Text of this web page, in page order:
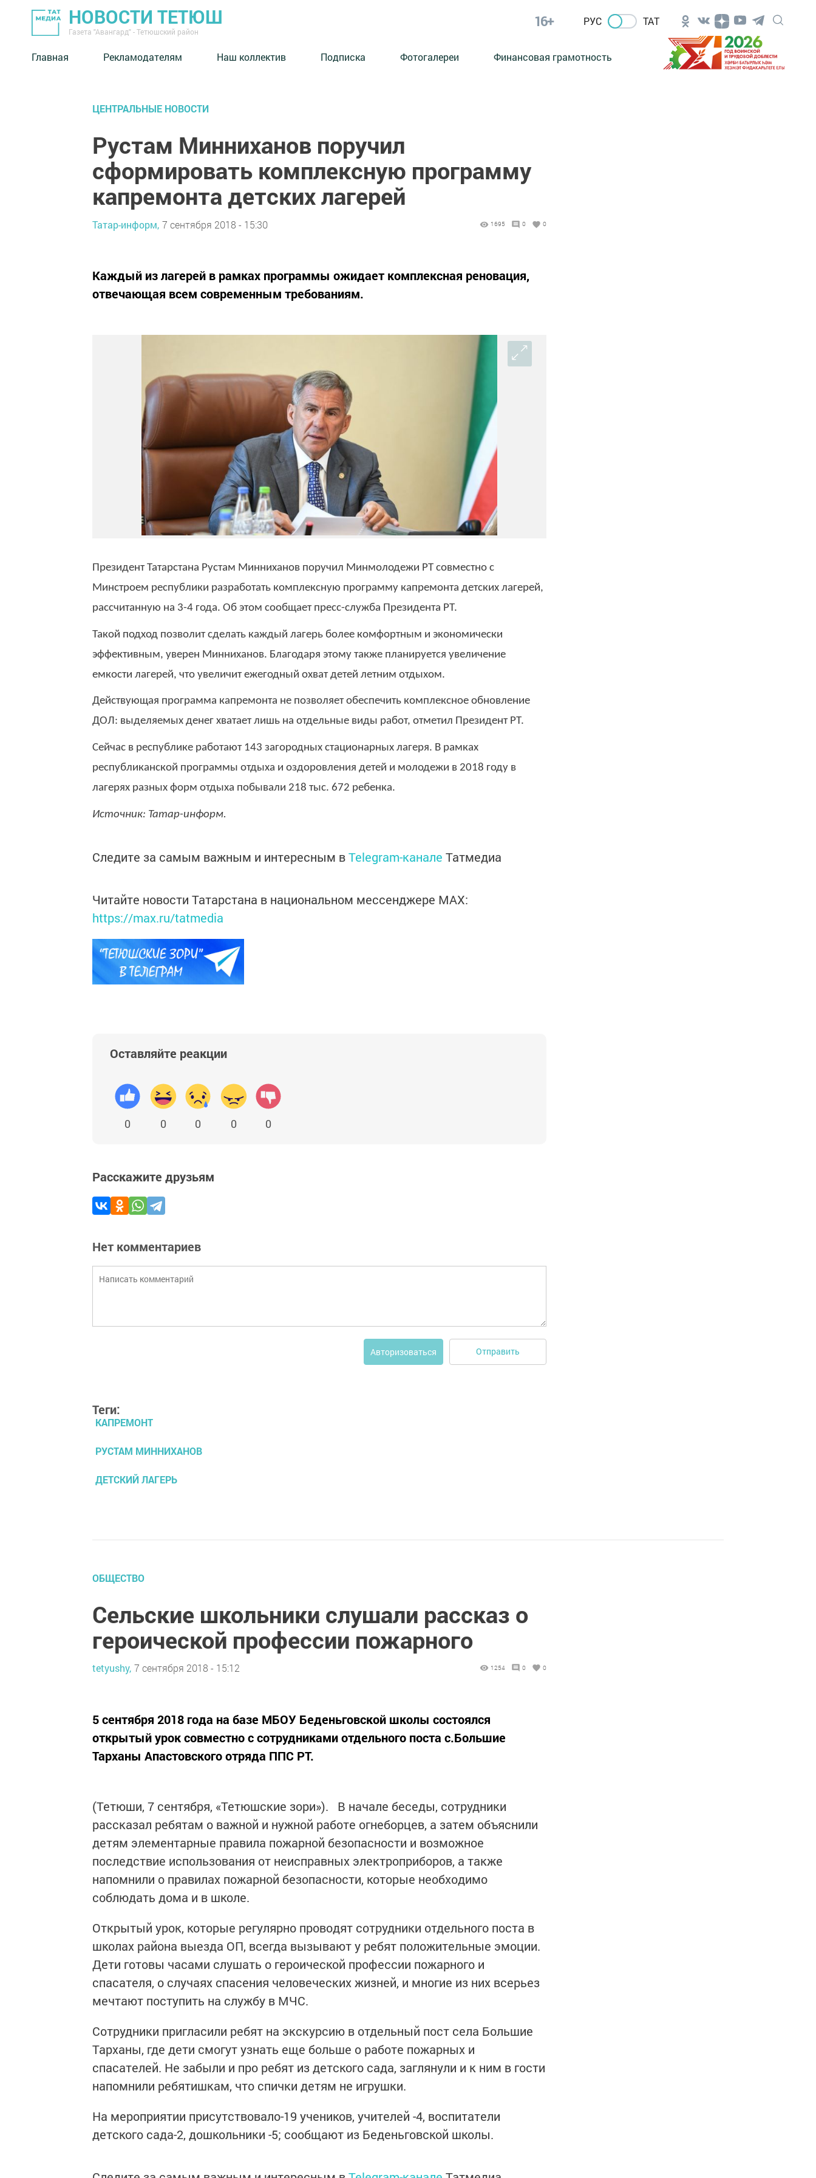
НОВОСТИ ТЕТЮШ
Газета "Авангард" - Тетюшский район
16+ РУС ТАТ
Главная Рекламодателям Наш коллектив Подписка Фотогалереи Финансовая грамотность
ЦЕНТРАЛЬНЫЕ НОВОСТИ
Рустам Минниханов поручил
сформировать комплексную программу
капремонта детских лагерей
Татар-информ, 7 сентября 2018 - 15:30 1695 0 0
Каждый из лагерей в рамках программы ожидает комплексная реновация,
отвечающая всем современным требованиям.
Президент Татарстана Рустам Минниханов поручил Минмолодежи РТ совместно с
Минстроем республики разработать комплексную программу капремонта детских лагерей,
рассчитанную на 3-4 года. Об этом сообщает пресс-служба Президента РТ.
Такой подход позволит сделать каждый лагерь более комфортным и экономически
эффективным, уверен Минниханов. Благодаря этому также планируется увеличение
емкости лагерей, что увеличит ежегодный охват детей летним отдыхом.
Действующая программа капремонта не позволяет обеспечить комплексное обновление
ДОЛ: выделяемых денег хватает лишь на отдельные виды работ, отметил Президент РТ.
Сейчас в республике работают 143 загородных стационарных лагеря. В рамках
республиканской программы отдыха и оздоровления детей и молодежи в 2018 году в
лагерях разных форм отдыха побывали 218 тыс. 672 ребенка.
Источник: Татар-информ.
Следите за самым важным и интересным вTelegram-канале Татмедиа
Читайте новости Татарстана в национальном мессенджере MАХ:
https://max.ru/tatmedia
Оставляйте реакции
0 0 0 0 0
Расскажите друзьям
Нет комментариев
Авторизоваться Отправить
Теги:
КАПРЕМОНТ
РУСТАМ МИННИХАНОВ
ДЕТСКИЙ ЛАГЕРЬ
ОБЩЕСТВО
Сельские школьники слушали рассказ о
героической профессии пожарного
tetyushy, 7 сентября 2018 - 15:12 1254 0 0
5 сентября 2018 года на базе МБОУ Беденьговской школы состоялся
открытый урок совместно с сотрудниками отдельного поста с.Большие
Тарханы Апастовского отряда ППС РТ.
(Тетюши, 7 сентября, «Тетюшские зори»). В начале беседы, сотрудники
рассказал ребятам о важной и нужной работе огнеборцев, а затем объяснили
детям элементарные правила пожарной безопасности и возможное
последствие использования от неисправных электроприборов, а также
напомнили о правилах пожарной безопасности, которые необходимо
соблюдать дома и в школе.
Открытый урок, которые регулярно проводят сотрудники отдельного поста в
школах района выезда ОП, всегда вызывают у ребят положительные эмоции.
Дети готовы часами слушать о героической профессии пожарного и
спасателя, о случаях спасения человеческих жизней, и многие из них всерьез
мечтают поступить на службу в МЧС.
Сотрудники пригласили ребят на экскурсию в отдельный пост села Большие
Тарханы, где дети смогут узнать еще больше о работе пожарных и
спасателей. Не забыли и про ребят из детского сада, заглянули и к ним в гости
напомнили ребятишкам, что спички детям не игрушки.
На мероприятии присутствовало-19 учеников, учителей -4, воспитатели
детского сада-2, дошкольники -5; сообщают из Беденьговской школы.